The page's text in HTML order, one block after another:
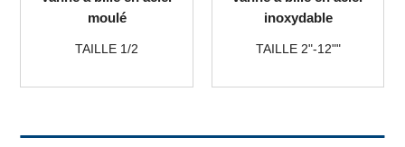
moulé
TAILLE 1/2
inoxydable
TAILLE 2"-12""